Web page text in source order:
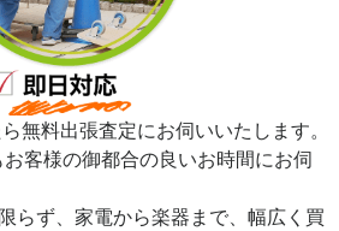
無料出張査定にお伺いいたします。
客様の御都合の良いお時間にお伺
らず、家電から楽器まで、幅広く買